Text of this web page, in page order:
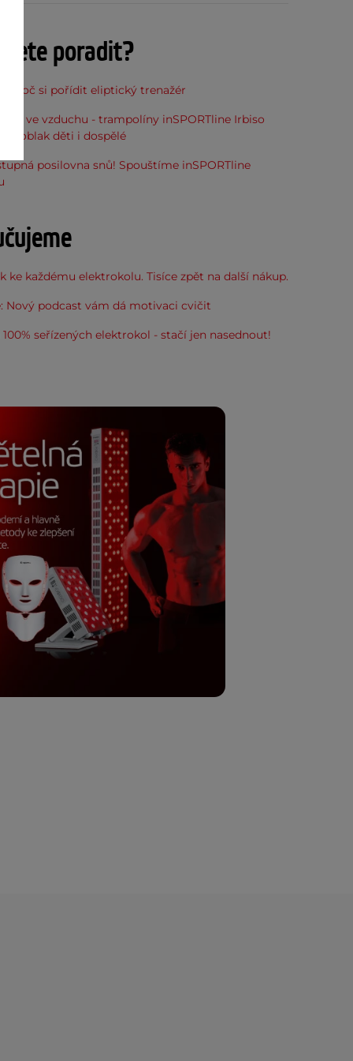
poradit?
proč si pořídit eliptický trenažér
ve vzduchu - trampolíny inSPORTline Irbiso
do oblak děti i dospělé
posilovna snů! Spouštíme inSPORTline
ke každému elektrokolu. Tisíce zpět na další nákup.
Nový podcast vám dá motivaci cvičit
100% seřízených elektrokol - stačí jen nasednout!